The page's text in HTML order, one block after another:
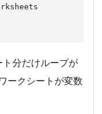
分だけループが
ークシートが変数